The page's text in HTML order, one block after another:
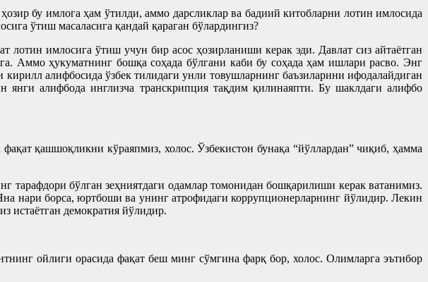
бу имлога ҳам ўтилди, аммо дарсликлар ва бадиий китобларни лотин имлосида
ўтиш масаласига қандай қараган бўлардингиз?
имлосига ўтиш учун бир асос ҳозирланиши керак эди. Давлат сиз айтаётган
Аммо ҳукуматнинг бошқа соҳада бўлгани каби бу соҳада ҳам ишлари расво. Энг
алифбосида ўзбек тилидаги унли товушларнинг баъзиларини ифодалайдиган
алифбода инглизча транскрипция тақдим қилинаяпти. Бу шаклдаги алифбо
қашшоқликни кўраяпмиз, холос. Ўзбекистон бунақа “йўллардан” чиқиб, ҳамма
бўлган зеҳниятдаги одамлар томонидан бошқарилиши керак ватанимиз.
нари борса, юртбоши ва унинг атрофидаги коррупционерларнинг йўлидир. Лекин
истаётган демократия йўлидир.
ойлиги орасида фақат беш минг сўмгина фарқ бор, холос. Олимларга эътибор